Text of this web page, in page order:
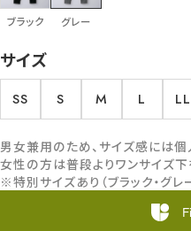
ブラック グレー
サイズ
SS S M L LL
男女兼用のため、サイズ感には個
女性の方は普段よりワンサイズ下
※特別サイズあり（ブラック・グレ